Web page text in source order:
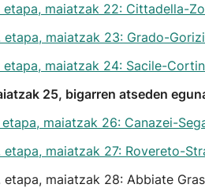
etapa, maiatzak 22: Cittadella-
etapa, maiatzak 23: Grado-
etapa, maiatzak 24: Sacile-
25, bigarren atseden
etapa, maiatzak 26: Canazei-
etapa, maiatzak 27: Rovereto-
etapa, maiatzak 28: Abbiate